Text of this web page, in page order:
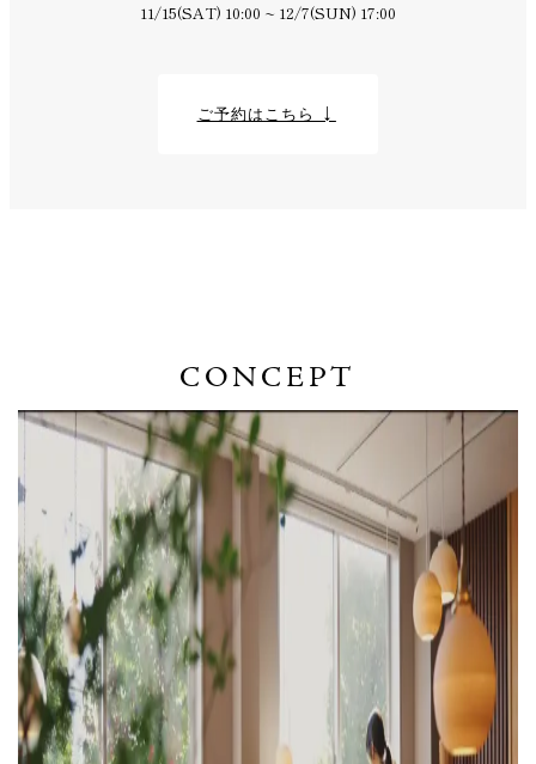
11/15(SAT) 10:00 ~ 12/7(SUN) 17:00
ご予約はこちら ↓
CONCEPT